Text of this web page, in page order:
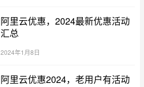
阿里云优惠，2024最新优惠活动
汇总
2024年1月8日
阿里云优惠2024，老用户有活动